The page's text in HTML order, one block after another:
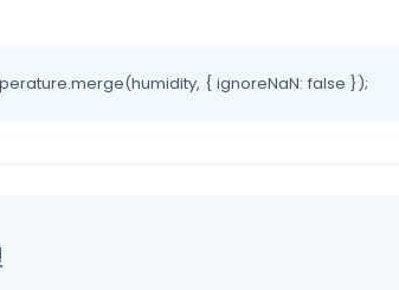
{ ignoreNaN: false });